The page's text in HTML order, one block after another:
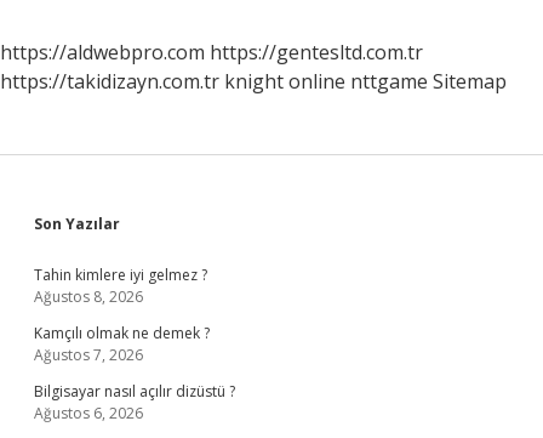
https://aldwebpro.com https://gentesltd.com.tr
https://takidizayn.com.tr knight online nttgame Sitemap
Sidebar
Son Yazılar
Tahin kimlere iyi gelmez ?
Ağustos 8, 2026
Kamçılı olmak ne demek ?
Ağustos 7, 2026
Bilgisayar nasıl açılır dizüstü ?
Ağustos 6, 2026